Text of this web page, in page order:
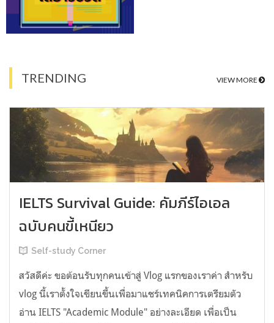
TRENDING VIEW MORE
IELTS Survival Guide: คัมภีร์ไอเอล
ฉบับคนขี้เหนียว
Self-study Corner
สวัสดีค่ะ ขอต้อนรับทุกคนเข้าสู่ Vlog แรกของเราค่า สำหรับ
vlog นี้เราตั้งใจเขียนขึ้นเพื่อมาแชร์เทคนิคการเตรียมตัว
อ่าน IELTS "Academic Module" อย่างละเอียด เพื่อเป็น